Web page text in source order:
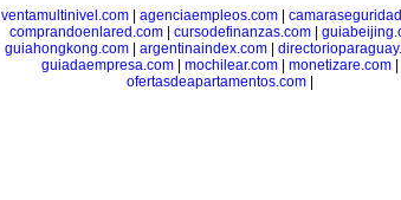
ventamultinivel.com| agenciaempleos.com|
comprandoenlared.com| cursodefinanzas.com|
guiahongkong.com| argentinaindex.com|
guiadaempresa.com
mochilear.com monetizare.com
ofertasdeapartamentos.com